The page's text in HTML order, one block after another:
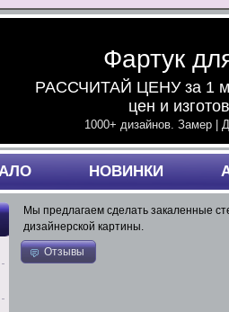
Фартук
РАССЧИТАЙ ЦЕНУ за 1
цен и
1000+ дизайнов. Замер |
НОВИНКИ
Мы предлагаем сделать закаленные
дизайнерской картины.
Отзывы